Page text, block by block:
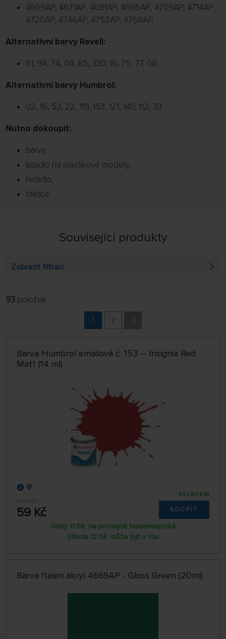
4669AP, 4671AP, 4681AP, 4696AP, 4709AP, 4714AP,
4720AP, 4746AP, 4752AP, 4768AP.
Alternativní barvy Revell:
61, 94, 74, 04, 85, 330, 16, 75, 77, 08.
Alternativní barvy Humbrol:
02, 16, 53, 22, 119, 153, 121, 140, 112, 33.
Nutno dokoupit:
barvy,
lepidlo na plastikové modely,
ředidlo,
štětce.
Související produkty
Zobrazit filtraci
FILTROVAT:
93 položek
1 2
Barva Humbrol emailová č. 153 – Insignia Red
Matt (14 ml)
AA1660
59 Kč
SKLADEM
KOUPIT
Úterý 11.08. na prodejně Nademlejnská
Středa 12.08. může být u Vás
Barva Italeri akryl 4669AP - Gloss Green (20ml)